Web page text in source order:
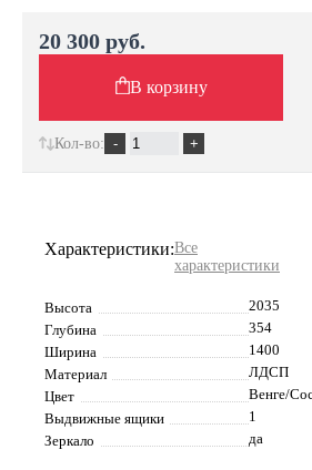
Характеристики:Все
характеристики
Высота
2035
Глубина
354
Ширина
1400
Материал
ЛДСП
Цвет
Венге/
Выдвижные ящики
1
Зеркало
да
20 300 руб.
В корзину
Кол-во: